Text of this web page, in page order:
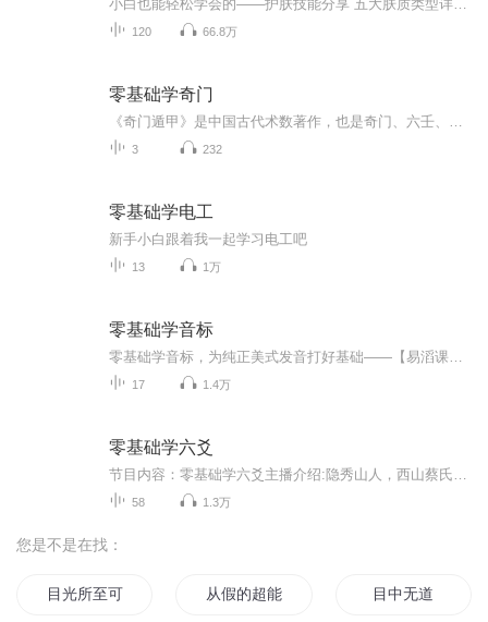
120 66.8万
零基础学奇门
3 232
零基础学电工
新手小白跟着我一起学习电工吧
13 1万
零基础学音标
17 1.4万
零基础学六爻
58 1.3万
您是不是在找：
目光所至可有妖 从假的超能力节目开始 目中无道